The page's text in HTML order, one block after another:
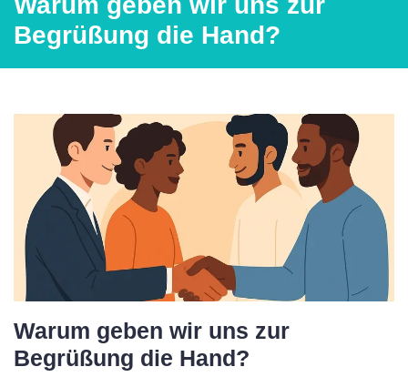
Begrüßung die Hand?
Warum geben wir uns zur
Begrüßung die Hand?